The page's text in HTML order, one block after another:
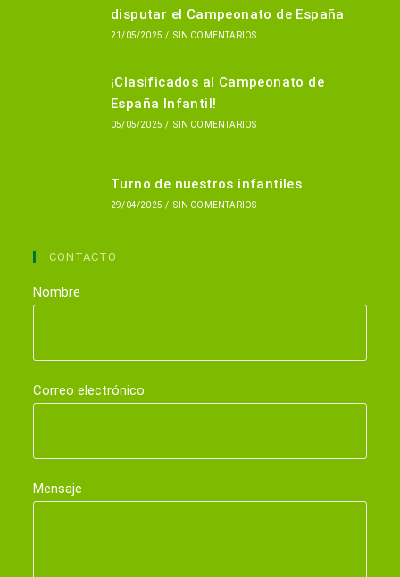
disputar el Campeonato de España
21/05/2025 / SIN COMENTARIOS
¡Clasificados al Campeonato de
España Infantil!
05/05/2025 / SIN COMENTARIOS
Turno de nuestros infantiles
29/04/2025 / SIN COMENTARIOS
CONTACTO
Nombre
Correo electrónico
Mensaje